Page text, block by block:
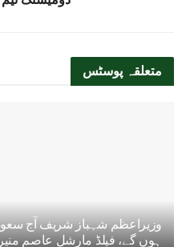
متعلقہ پوسٹس
وزیراعظم شہباز شریف آج
ہوں گے، فیلڈ مارشل عاصم